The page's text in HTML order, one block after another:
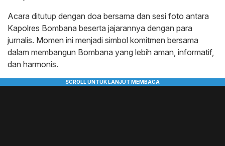
Acara ditutup dengan doa bersama dan sesi foto antara
Kapolres Bombana beserta jajarannya dengan para
jurnalis. Momen ini menjadi simbol komitmen bersama
dalam membangun Bombana yang lebih aman, informatif,
dan harmonis.